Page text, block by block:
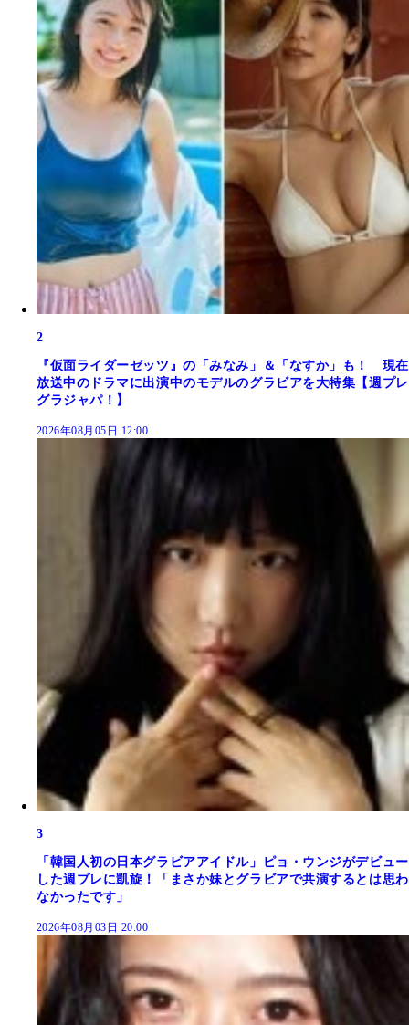
2
『仮面ライダーゼッツ』の「みなみ」＆「なすか」も！ 現在
放送中のドラマに出演中のモデルのグラビアを大特集【週プレ
グラジャパ！】
2026年08月05日 12:00
3
「韓国人初の日本グラビアアイドル」ピョ・ウンジがデビュー
した週プレに凱旋！「まさか妹とグラビアで共演するとは思わ
なかったです」
2026年08月03日 20:00